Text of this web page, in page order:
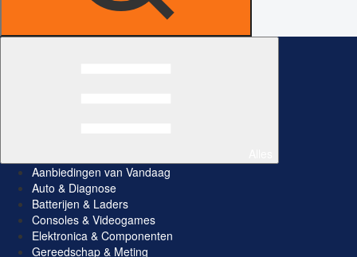
Aanbiedingen van Vandaag
Auto & Diagnose
Batterijen & Laders
Consoles & Videogames
Elektronica & Componenten
Gereedschap & Meting